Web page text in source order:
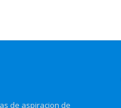
de aspiracion de